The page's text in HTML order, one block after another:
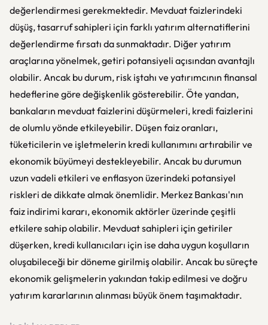
değerlendirmesi gerekmektedir. Mevduat faizlerindeki
düşüş, tasarruf sahipleri için farklı yatırım alternatiflerini
değerlendirme fırsatı da sunmaktadır. Diğer yatırım
araçlarına yönelmek, getiri potansiyeli açısından avantajlı
olabilir. Ancak bu durum, risk iştahı ve yatırımcının finansal
hedeflerine göre değişkenlik gösterebilir. Öte yandan,
bankaların mevduat faizlerini düşürmeleri, kredi faizlerini
de olumlu yönde etkileyebilir. Düşen faiz oranları,
tüketicilerin ve işletmelerin kredi kullanımını artırabilir ve
ekonomik büyümeyi destekleyebilir. Ancak bu durumun
uzun vadeli etkileri ve enflasyon üzerindeki potansiyel
riskleri de dikkate almak önemlidir. Merkez Bankası'nın
faiz indirimi kararı, ekonomik aktörler üzerinde çeşitli
etkilere sahip olabilir. Mevduat sahipleri için getiriler
düşerken, kredi kullanıcıları için ise daha uygun koşulların
oluşabileceği bir döneme girilmiş olabilir. Ancak bu süreçte
ekonomik gelişmelerin yakından takip edilmesi ve doğru
yatırım kararlarının alınması büyük önem taşımaktadır.